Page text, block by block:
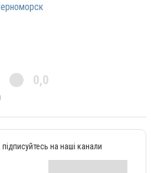
0,0
на наші канали